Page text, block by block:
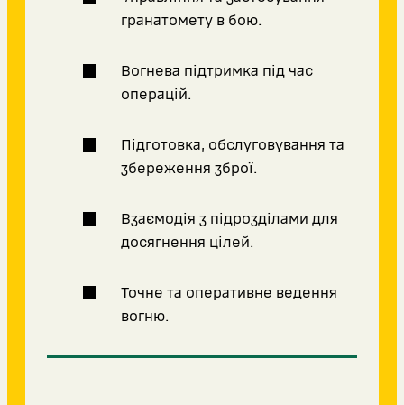
гранатомету в бою.
Вогнева підтримка під час
операцій.
Підготовка, обслуговування та
збереження зброї.
Взаємодія з підрозділами для
досягнення цілей.
Точне та оперативне ведення
вогню.